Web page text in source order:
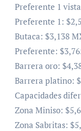
Preferente 1
Preferente 1:
Butaca: $3,138
Preferente:
Barrera oro:
Barrera platino:
Capacidades
Zona Miniso:
Zona Sabritas: